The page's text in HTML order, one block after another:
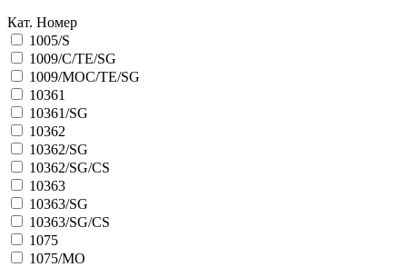
Кат. Номер
1005/S
1009/C/TE/SG
1009/MOC/TE/SG
10361
10361/SG
10362
10362/SG
10362/SG/CS
10363
10363/SG
10363/SG/CS
1075
1075/MO